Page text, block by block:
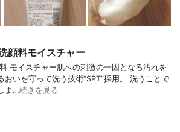
顔料モイスチャー
モイスチャー肌への刺激の一因となる汚れを
おいを守って洗う技術“SPT”採用。 洗うことで
ま…続きを見る